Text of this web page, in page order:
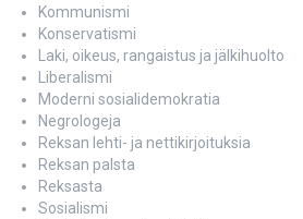
Kommunismi
Konservatismi
Laki, oikeus, rangaistus ja jälkihuolto
Liberalismi
Moderni sosialidemokratia
Negrologeja
Reksan lehti- ja nettikirjoituksia
Reksan palsta
Reksasta
Sosialismi